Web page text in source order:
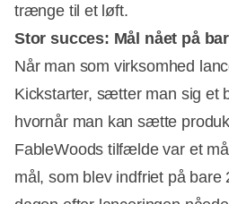
trænge til et løft.
Stor succes: Mål nået på
Når man som virksomhed
Kickstarter, sætter man sig et
hvornår man kan sætte
FableWoods tilfælde var et
mål, som blev indfriet på bare